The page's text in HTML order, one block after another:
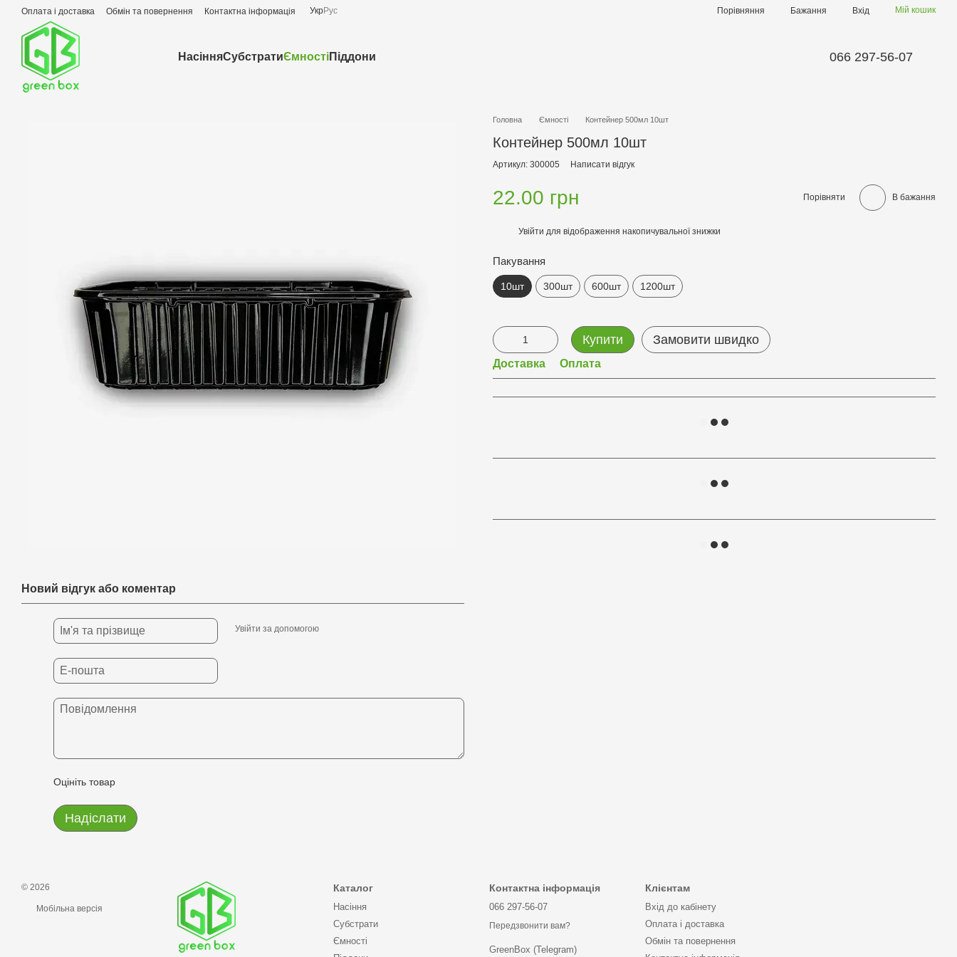
Перейти до основного контенту
Оплата і доставка Обмін та повернення Контактна інформація УкрРус Порівняння Бажання Вхід Мій кошик
НасінняСубстратиЄмностіПіддони 066 297-56-07
Новий відгук або коментар
Увійти за допомогою
Оцініть товар
Надіслати
Головна Ємності Контейнер 500мл 10шт
Контейнер 500мл 10шт
Артикул: 300005 Написати відгук
22.00 грн Порівняти В бажання
Увійти для відображення накопичувальної знижки
Пакування
10шт 300шт 600шт 1200шт
Купити Замовити швидко
Доставка Оплата
© 2026
Мобільна версія
Каталог
Насіння
Субстрати
Ємності
Контактна інформація
066 297-56-07
Передзвонити вам?
GreenBox (Telegram)
Клієнтам
Вхід до кабінету
Оплата і доставка
Обмін та повернення